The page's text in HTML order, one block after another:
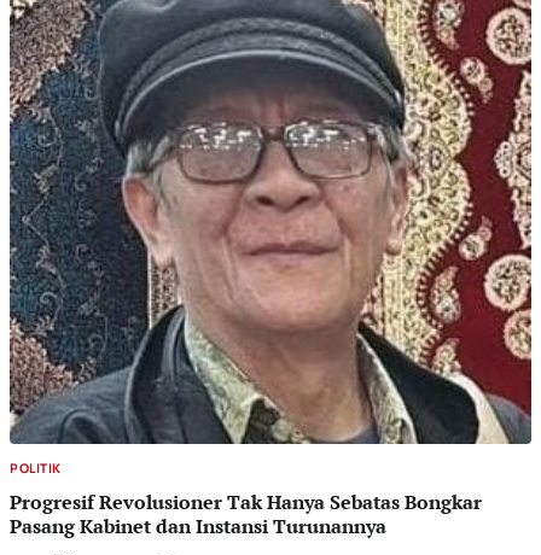
POLITIK
Progresif Revolusioner Tak Hanya Sebatas Bongkar
Pasang Kabinet dan Instansi Turunannya